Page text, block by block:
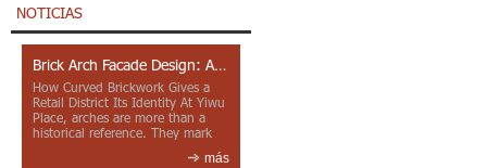
NOTICIAS
Brick Arch Facade Design: A Closer Look at Yiwu Place
How Curved Brickwork Gives a
Retail District Its Identity At Yiwu
Place, arches are more than a
historical reference. They mark
más